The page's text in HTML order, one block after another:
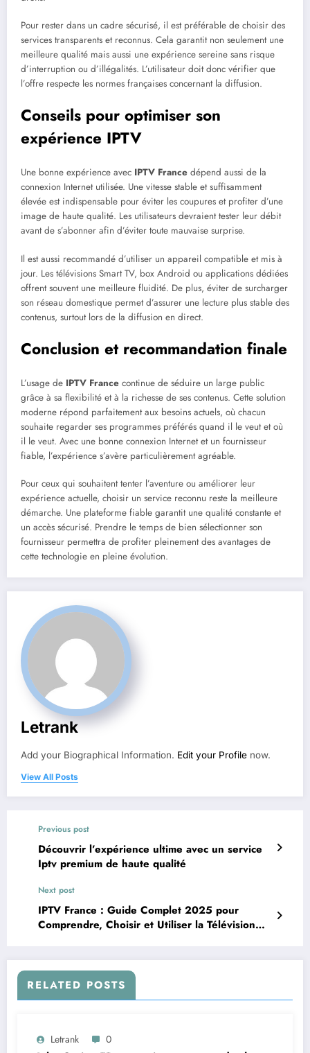
Pour rester dans un cadre sécurisé, il est préférable de choisir des
services transparents et reconnus. Cela garantit non seulement une
meilleure qualité mais aussi une expérience sereine sans risque
d’interruption ou d’illégalités. L’utilisateur doit donc vérifier que
l’offre respecte les normes françaises concernant la diffusion.
Conseils pour optimiser son
expérience IPTV
Une bonne expérience avec IPTV France dépend aussi de la
connexion Internet utilisée. Une vitesse stable et suffisamment
élevée est indispensable pour éviter les coupures et profiter d’une
image de haute qualité. Les utilisateurs devraient tester leur débit
avant de s’abonner afin d’éviter toute mauvaise surprise.
Il est aussi recommandé d’utiliser un appareil compatible et mis à
jour. Les télévisions Smart TV, box Android ou applications dédiées
offrent souvent une meilleure fluidité. De plus, éviter de surcharger
son réseau domestique permet d’assurer une lecture plus stable des
contenus, surtout lors de la diffusion en direct.
Conclusion et recommandation finale
L’usage de IPTV France continue de séduire un large public
grâce à sa flexibilité et à la richesse de ses contenus. Cette solution
moderne répond parfaitement aux besoins actuels, où chacun
souhaite regarder ses programmes préférés quand il le veut et où
il le veut. Avec une bonne connexion Internet et un fournisseur
fiable, l’expérience s’avère particulièrement agréable.
Pour ceux qui souhaitent tenter l’aventure ou améliorer leur
expérience actuelle, choisir un service reconnu reste la meilleure
démarche. Une plateforme fiable garantit une qualité constante et
un accès sécurisé. Prendre le temps de bien sélectionner son
fournisseur permettra de profiter pleinement des avantages de
cette technologie en pleine évolution.
Letrank
Add your Biographical Information. Edit your Profile now.
View All Posts
Previous post
Découvrir l’expérience ultime avec un service
Iptv premium de haute qualité
Next post
IPTV France : Guide Complet 2025 pour
Comprendre, Choisir et Utiliser la Télévision
RELATED POSTS
Letrank 0